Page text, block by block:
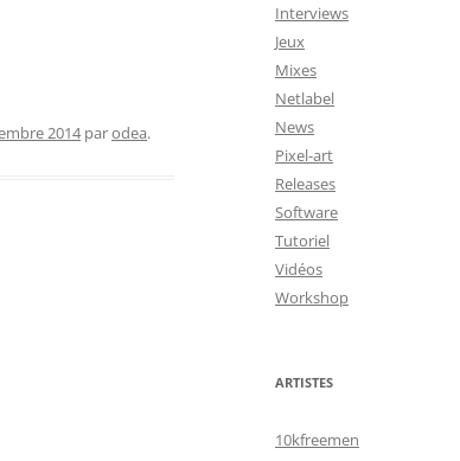
2014 parodea.
Interviews
Jeux
Mixes
Netlabel
News
Pixel-art
Releases
Software
Tutoriel
Vidéos
Workshop
ARTISTES
10kfreemen